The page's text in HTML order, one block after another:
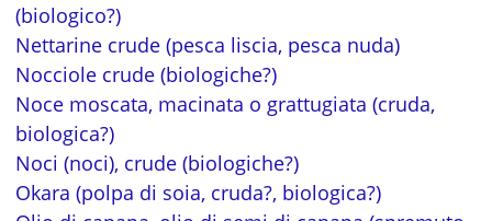
(biologico?)
Nettarine crude (pesca liscia, pesca nuda)
Nocciole crude (biologiche?)
Noce moscata, macinata o grattugiata (cruda,
biologica?)
Noci (noci), crude (biologiche?)
Okara (polpa di soia, cruda?, biologica?)